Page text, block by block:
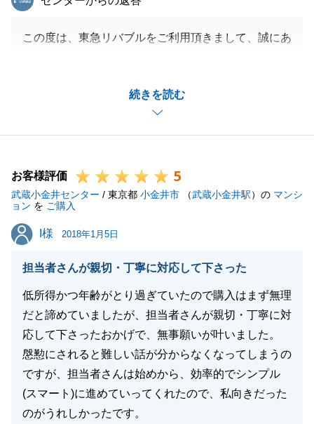
続きを読む
この度は、東急リバブルをご利用頂きまして、誠にあ
私の勉強不足により、ご不安な思いをさせてしまい申
また、大変嬉しいお言葉を頂戴し誠にありがとうござ
私自身、今回のお取引を通して多くの経験をさせて頂
きました。
成約までの間、H様の新生活に合う物件を新入社員な
りに本気で考え、お気に召して頂いたので、とても嬉
今回のお取引で勉強させて頂いたことをこれからの営
業マン人生に活かして参ります。
今後お困りな事等ございましたらお気軽にお声掛け下
さいませ。
今後とも東急リバブルをご愛顧いただけますよう、何
卒宜しくお願い申し上げます。
お客様評価 5
武蔵小金井センター / 東京都 小金井市 （武蔵小金井駅）の マンシ
ョン を ご購入
I様
I様 2018年1月5日
担当者さんが親切・丁寧に対応して下さった
低所得かつ年齢がとり過ぎていたので購入はまず無理
だと諦めていましたが、担当者さんが親切・丁寧に対
応して下さったおかげで、無事願いが叶いました。
慇懃にされると難しい話が分からなくなってしまうの
ですが、担当者さんは始めから、効率的でシンプル
(スマート)に進めていってくれたので、私向きだった
のがうれしかったです。